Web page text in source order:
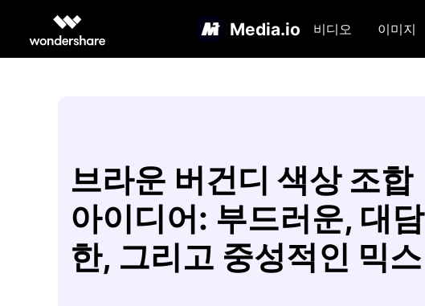
Media.io 비디오 이미지
브라운 버건디 색상 조합
아이디어: 부드러운, 대담
한, 그리고 중성적인 믹스